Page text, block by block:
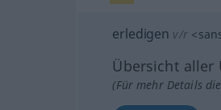
erledigen v/r <
Übersicht aller
(Für mehr Details